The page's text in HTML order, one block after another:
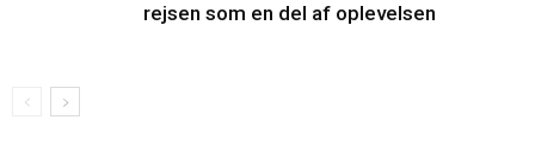
rejsen som en del af oplevelsen